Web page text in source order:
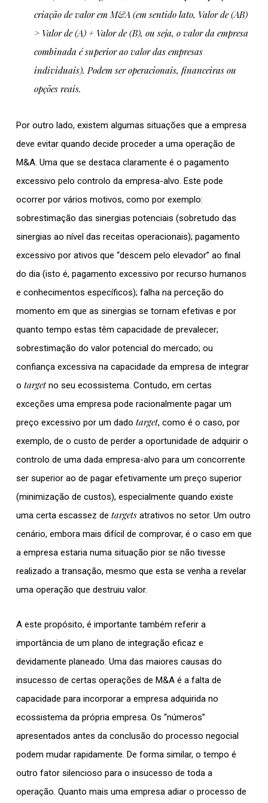
criação de valor em M&A (em sentido lato, Valor de (AB)
> Valor de (A) + Valor de (B), ou seja, o valor da empresa
combinada é superior ao valor das empresas
individuais). Podem ser operacionais, financeiras ou
opções reais.
Por outro lado, existem algumas situações que a empresa
deve evitar quando decide proceder a uma operação de
M&A. Uma que se destaca claramente é o pagamento
excessivo pelo controlo da empresa-alvo. Este pode
ocorrer por vários motivos, como por exemplo:
sobrestimação das sinergias potenciais (sobretudo das
sinergias ao nível das receitas operacionais); pagamento
excessivo por ativos que “descem pelo elevador” ao final
do dia (isto é, pagamento excessivo por recurso humanos
e conhecimentos específicos); falha na perceção do
momento em que as sinergias se tornam efetivas e por
quanto tempo estas têm capacidade de prevalecer;
sobrestimação do valor potencial do mercado; ou
confiança excessiva na capacidade da empresa de integrar
o targetno seu ecossistema. Contudo, em certas
exceções uma empresa pode racionalmente pagar um
preço excessivo por um dado target, como é o caso, por
exemplo, de o custo de perder a oportunidade de adquirir o
controlo de uma dada empresa-alvo para um concorrente
ser superior ao de pagar efetivamente um preço superior
(minimização de custos), especialmente quando existe
uma certa escassez de targetsatrativos no setor. Um outro
cenário, embora mais difícil de comprovar, é o caso em que
a empresa estaria numa situação pior se não tivesse
realizado a transação, mesmo que esta se venha a revelar
uma operação que destruiu valor.
A este propósito, é importante também referir a
importância de um plano de integração eficaz e
devidamente planeado. Uma das maiores causas do
insucesso de certas operações de M&A é a falta de
capacidade para incorporar a empresa adquirida no
ecossistema da própria empresa. Os “números”
apresentados antes da conclusão do processo negocial
podem mudar rapidamente. De forma similar, o tempo é
outro fator silencioso para o insucesso de toda a
operação. Quanto mais uma empresa adiar o processo de